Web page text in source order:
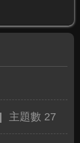
主題數 27